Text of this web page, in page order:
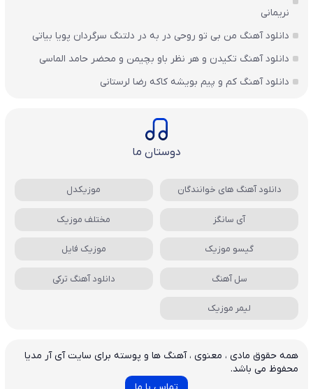
نریمانی
دانلود آهنگ من بی تو روحی در به در دلتنگ سرگردان پویا بیاتی
دانلود آهنگ تکیدن و هر نظر باو بچیمن و محضر حامد الماسی
دانلود آهنگ کم و پیم بویشه کاکه رضا لرستانی
دوستان ما
دانلود آهنگ های خوانندگان موزیکدل
آی سانگز مختلف موزیک
گیسو موزیک موزیک فایل
سل آهنگ دانلود آهنگ ترکی
لیمر موزیک
همه حقوق مادی ، معنوی ، آهنگ ها و پوسته برای سایت آی آر مدیا
محفوظ می باشد.